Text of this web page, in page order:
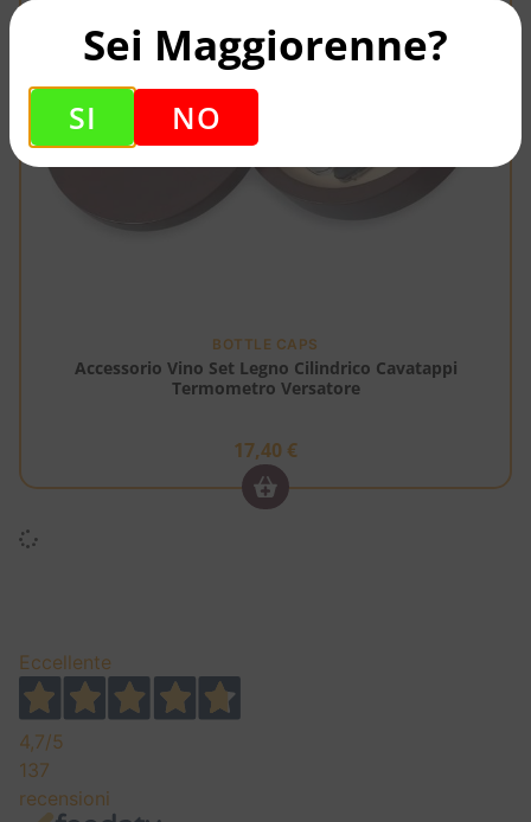
BOTTLE CAPS
Accessorio Vino Set Legno Cilindrico Cavatappi
Termometro Versatore
17,40 €
Eccellente
4,7/5
137
recensioni
Sei Maggiorenne?
SI NO